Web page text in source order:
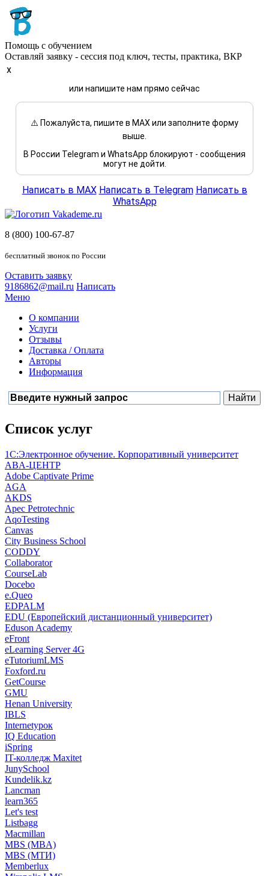
Помощь с обучением
Оставляй заявку - сессия под ключ, тесты, практика, ВКР
x
или напишите нам прямо сейчас
⚠️ Пожалуйста, пишите в MAX или заполните форму
выше.
В России Telegram и WhatsApp блокируют - сообщения
могут не дойти.
Написать в MAX Написать в Telegram Написать в
WhatsApp
8 (800) 100-67-87
бесплатный звонок по России
Оставить заявку
9186862@mail.ru Написать
Меню
О компании
Услуги
Отзывы
Доставка / Оплата
Авторы
Информация
Список услуг
1С:Электронное обучение. Корпоративный университет
ABA-ЦЕНТР
Adobe Captivate Prime
AGA
AKDS
Apec Petrotechnic
AqoTesting
Canvas
City Business School
CODDY
Collaborator
CourseLab
Docebo
e.Queo
EDPALM
EDU (Европейский дистанционный университет)
Eduson Academy
eFront
eLearning Server 4G
eTutoriumLMS
Foxford.ru
GetCourse
GMU
Henan University
IBLS
Internetурок
IQ Education
iSpring
IT-колледж Maxitet
JunySchool
Kundelik.kz
Lancman
learn365
Let's test
Listbagg
Macmillan
MBS (MBA)
MBS (МТИ)
Memberlux